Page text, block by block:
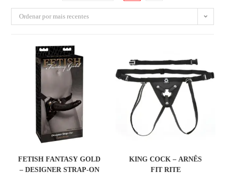
Ordenar por mais recentes
FETISH FANTASY GOLD
– DESIGNER STRAP-ON
KING COCK – ARNÊS
FIT RITE